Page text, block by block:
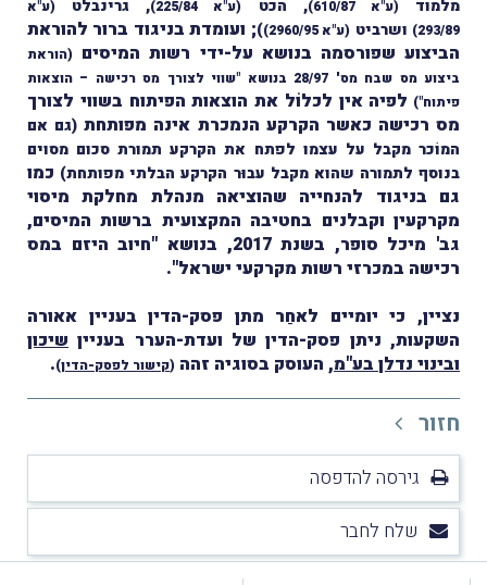
מלמוד
(ע"א 610/87) , הכט (ע"א 225/84) , גרינבלט
(ע"א
293/89)
ושרביט (ע"א 2960/95) ); ועומדת בניגוד ברור להוראת
הביצוע שפורסמה בנושא על-ידי רשות המיסים (הוראת
ביצוע מס שבח מס' 28/97 בנושא "שווי לצורך מס רכישה – הוצאות
פיתוח") לפיה אין לכלוֹל את הוצאות הפיתוח בשווי לצורך
מס רכישה כאשר הקרקע הנמכרת אינה מפותחת (גם אם
המוֹכר מקבל על עצמו לפתח את הקרקע תמורת סכום מסוים
בנוסף לתמורה שהוא מקבל עבוּר הקרקע הבלתי מפותחת) כמו
גם בניגוד להנחייה שהוציאה מנהלת מחלקת מיסוי
מקרקעין וקבלנים בחטיבה המקצועית ברשות המיסים,
גב' מיכל סופר, בשנת 2017, בנושא "חיוב היזם במס
רכישה במכרזי רשות מקרקעי ישראל".
נציין, כי יומיים לאחַר מתן פסק-הדין בעניין אאורה
השקעות, ניתן פסק-הדין של ועדת-הערר בעניין שיכון
ובינוי נדלן בע"מ, העוסק בסוגיה זהה (קישור לפסק-הדין)
.
חזור
גירסה להדפסה
שלח לחבר